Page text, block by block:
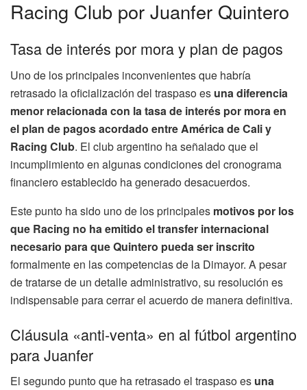
Racing Club por Juanfer Quintero
Tasa de interés por mora y plan de pagos
Uno de los principales inconvenientes que habría
retrasado la oficialización del traspaso es una diferencia
menor relacionada con la tasa de interés por mora en
el plan de pagos acordado entre América de Cali y
Racing Club. El club argentino ha señalado que el
incumplimiento en algunas condiciones del cronograma
financiero establecido ha generado desacuerdos.
Este punto ha sido uno de los principales motivos por los
que Racing no ha emitido el transfer internacional
necesario para que Quintero pueda ser inscrito
formalmente en las competencias de la Dimayor. A pesar
de tratarse de un detalle administrativo, su resolución es
indispensable para cerrar el acuerdo de manera definitiva.
Cláusula «anti-venta» en al fútbol argentino
para Juanfer
El segundo punto que ha retrasado el traspaso es una